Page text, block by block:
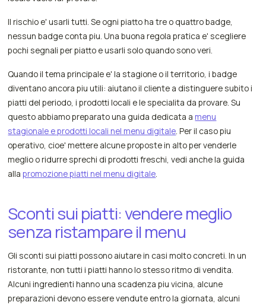
Il rischio e' usarli tutti. Se ogni piatto ha tre o quattro badge,
nessun badge conta piu. Una buona regola pratica e' scegliere
pochi segnali per piatto e usarli solo quando sono veri.
Quando il tema principale e' la stagione o il territorio, i badge
diventano ancora piu utili: aiutano il cliente a distinguere subito i
piatti del periodo, i prodotti locali e le specialita da provare. Su
questo abbiamo preparato una guida dedicata a menu
stagionale e prodotti locali nel menu digitale. Per il caso piu
operativo, cioe' mettere alcune proposte in alto per venderle
meglio o ridurre sprechi di prodotti freschi, vedi anche la guida
allapromozione piatti nel menu digitale.
Sconti sui piatti: vendere meglio
senza ristampare il menu
Gli sconti sui piatti possono aiutare in casi molto concreti. In un
ristorante, non tutti i piatti hanno lo stesso ritmo di vendita.
Alcuni ingredienti hanno una scadenza piu vicina, alcune
preparazioni devono essere vendute entro la giornata, alcuni